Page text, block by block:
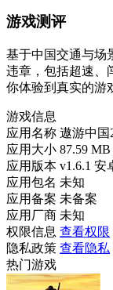
游戏测评
基于中国交通与场
违章，包括超速、
你体验到真实的游
游戏信息
应用名称 遨游中国
应用大小 87.59 MB
应用版本 v1.6.1 安
应用包名 未知
应用备案 未备案
应用厂商 未知
权限信息 查看权限
隐私政策 查看隐私
热门游戏